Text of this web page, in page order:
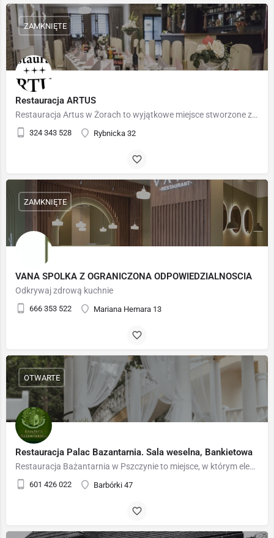
Restauracja ARTUS
Restauracja Artus w Żorach to wyjątkowe miejsce stworzone z myślą o organizacji niezapomnianych przyjęć…
324 343 528 Rybnicka 32
ZAMKNIĘTE
VANA SPOLKA Z OGRANICZONA ODPOWIEDZIALNOSCIA
Odkrywaj zdrową kuchnie
666 353 522 Mariana Hemara 13
ZAMKNIĘTE
Restauracja Palac Bazantarnia. Sala weselna, Bankietowa
Restauracja Bażantarnia w Pszczynie to miejsce, w którym elegancja spotyka się z tradycją, a pasja do…
601 426 022 Barbórki 47
OTWARTE